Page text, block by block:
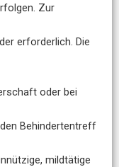
Zur
erforderlich. Die
oder bei
Behindertentreff
mildtätige